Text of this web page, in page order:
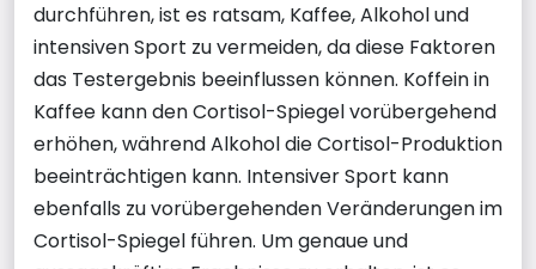
durchführen, ist es ratsam, Kaffee, Alkohol und
intensiven Sport zu vermeiden, da diese Faktoren
das Testergebnis beeinflussen können. Koffein in
Kaffee kann den Cortisol-Spiegel vorübergehend
erhöhen, während Alkohol die Cortisol-Produktion
beeinträchtigen kann. Intensiver Sport kann
ebenfalls zu vorübergehenden Veränderungen im
Cortisol-Spiegel führen. Um genaue und